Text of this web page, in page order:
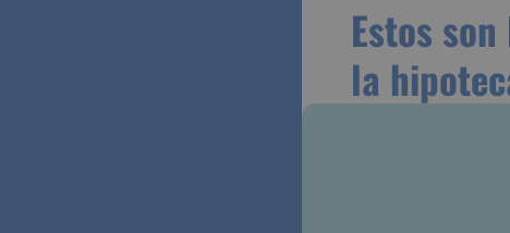
Estos
cambiar